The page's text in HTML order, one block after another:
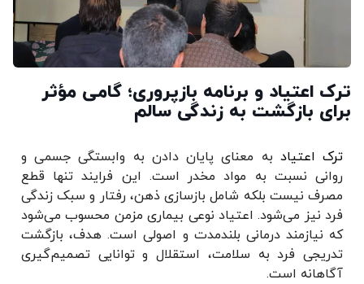
ترک اعتیاد و برنامه بازپروری؛ گامی مؤثر
برای بازگشت به زندگی سالم
ترک اعتیاد به معنای پایان دادن به وابستگی جسمی و
روانی نسبت به مواد مخدر است. این فرایند تنها قطع
مصرف نیست بلکه شامل بازسازی ذهن، رفتار و سبک زندگی
فرد نیز می‌شود. اعتیاد نوعی بیماری مزمن محسوب می‌شود
که نیازمند درمانی بلندمدت و اصولی است. هدف، بازگشت
تدریجی فرد به سلامت، استقلال و توانایی تصمیم‌گیری
آگاهانه است.